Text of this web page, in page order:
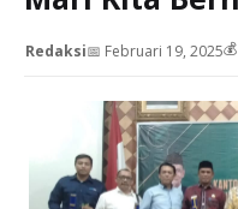
Redaksi📅 Februari 19, 2025💰